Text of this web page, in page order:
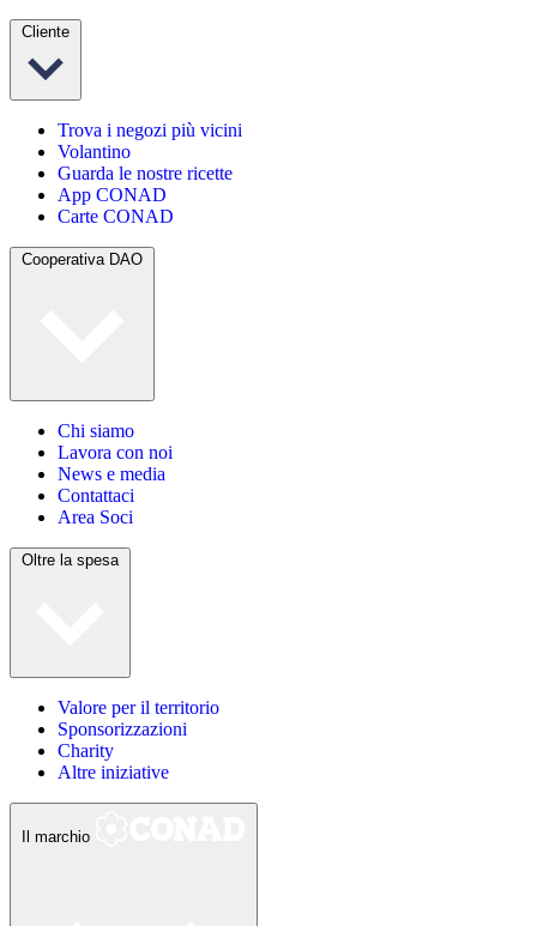
Cliente
Trova i negozi più vicini
Volantino
Guarda le nostre ricette
App CONAD
Carte CONAD
Cooperativa DAO
Chi siamo
Lavora con noi
News e media
Contattaci
Area Soci
Oltre la spesa
Valore per il territorio
Sponsorizzazioni
Charity
Altre iniziative
Il marchio